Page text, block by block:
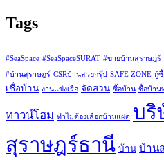
Tags
#SeaSpace #SeaSpaceSURAT #ขายบ้านสุราษฎร์
#บ้านสุราษฎร์ CSRบ้านสวยกรุ๊ป SAFE ZONE กู้
เชื่อบ้าน งานแข่งเรือ จัดสวน ซื้อบ้าน ซื้อบ้าน
ทาวน์โฮม ทำไมต้องเลือกบ้านแฝด บริ
สุราษฎร์ธานี บ้าน บ้าน